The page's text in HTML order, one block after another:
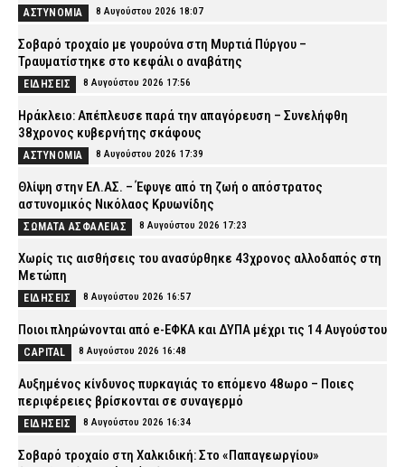
ΑΣΤΥΝΟΜΙΑ 8 Αυγούστου 2026 18:07
Σοβαρό τροχαίο με γουρούνα στη Μυρτιά Πύργου –
Τραυματίστηκε στο κεφάλι ο αναβάτης
ΕΙΔΗΣΕΙΣ 8 Αυγούστου 2026 17:56
Ηράκλειο: Απέπλευσε παρά την απαγόρευση – Συνελήφθη
38χρονος κυβερνήτης σκάφους
ΑΣΤΥΝΟΜΙΑ 8 Αυγούστου 2026 17:39
Θλίψη στην ΕΛ.ΑΣ. – Έφυγε από τη ζωή ο απόστρατος
αστυνομικός Νικόλαος Κρυωνίδης
ΣΩΜΑΤΑ ΑΣΦΑΛΕΙΑΣ 8 Αυγούστου 2026 17:23
Χωρίς τις αισθήσεις του ανασύρθηκε 43χρονος αλλοδαπός στη
Μετώπη
ΕΙΔΗΣΕΙΣ 8 Αυγούστου 2026 16:57
Ποιοι πληρώνονται από e-ΕΦΚΑ και ΔΥΠΑ μέχρι τις 14 Αυγούστου
CAPITAL 8 Αυγούστου 2026 16:48
Αυξημένος κίνδυνος πυρκαγιάς το επόμενο 48ωρο – Ποιες
περιφέρειες βρίσκονται σε συναγερμό
ΕΙΔΗΣΕΙΣ 8 Αυγούστου 2026 16:34
Σοβαρό τροχαίο στη Χαλκιδική: Στο «Παπαγεωργίου»